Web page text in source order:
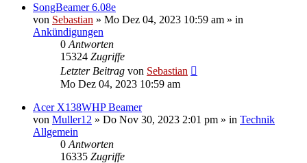
SongBeamer 6.08e
von Sebastian » Mo Dez 04, 2023 10:59 am » in
Ankündigungen
0 Antworten
15324 Zugriffe
Letzter Beitrag von Sebastian
Mo Dez 04, 2023 10:59 am
Acer X138WHP Beamer
von Muller12 » Do Nov 30, 2023 2:01 pm » in Technik
Allgemein
0 Antworten
16335 Zugriffe